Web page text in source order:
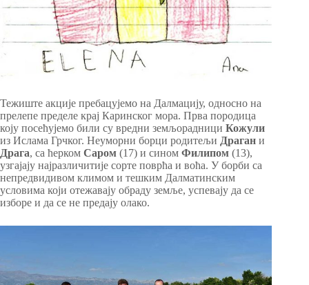
Тежиште акције пребацујемо на Далмацију, односно на
прелепе пределе крај Каринског мора. Прва породица
коју посећујемо били су вредни земљорадници Кожули
из Ислама Грчког. Неуморни борци родитељи Драган и
Драга, са ћерком Саром (17) и сином Филипом (13),
узгајају најразличитије сорте поврћа и воћа. У борби са
непредвидивом климом и тешким Далматинским
условима који отежавају обраду земље, успевају да се
изборе и да се не предају олако.